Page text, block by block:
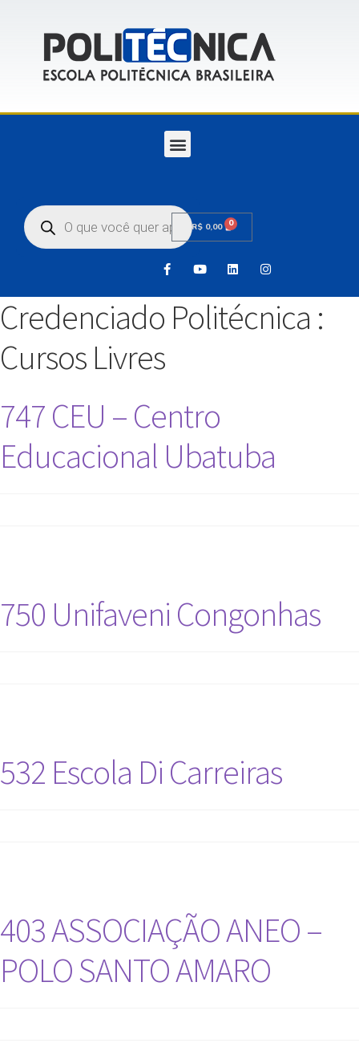
R$ 0,00 0
Credenciado Politécnica :
Cursos Livres
747 CEU – Centro
Educacional Ubatuba
750 Unifaveni Congonhas
532 Escola Di Carreiras
403 ASSOCIAÇÃO ANEO –
POLO SANTO AMARO